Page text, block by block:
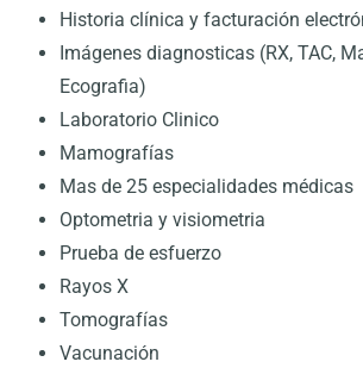
Historia clínica y facturación
Imágenes diagnosticas (RX, TAC,
Ecografia)
Laboratorio Clinico
Mamografías
Mas de 25 especialidades médicas
Optometria y visiometria
Prueba de esfuerzo
Rayos X
Tomografías
Vacunación